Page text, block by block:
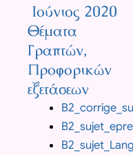
Ιούνιος 2020
Θέματα
Γραπτών,
Προφορικών
εξετάσεων